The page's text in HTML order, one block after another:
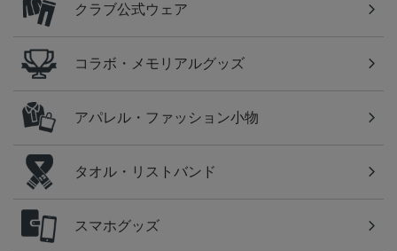
クラブ公式ウェア
コラボ・メモリアルグッズ
アパレル・ファッション小物
タオル・リストバンド
スマホグッズ